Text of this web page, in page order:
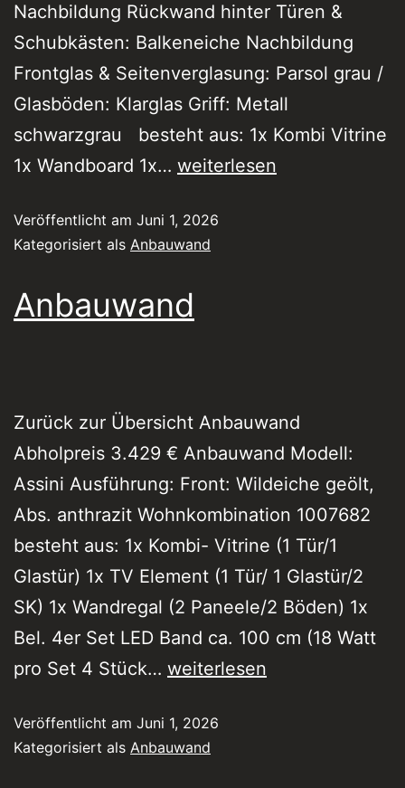
Nachbildung Rückwand hinter Türen &
Schubkästen: Balkeneiche Nachbildung
Frontglas & Seitenverglasung: Parsol grau /
Glasböden: Klarglas Griff: Metall
schwarzgrau besteht aus: 1x Kombi Vitrine
1x Wandboard 1x… weiterlesen
Veröffentlicht am Juni 1, 2026
Kategorisiert als Anbauwand
Anbauwand
Zurück zur Übersicht Anbauwand
Abholpreis 3.429 € Anbauwand Modell:
Assini Ausführung: Front: Wildeiche geölt,
Abs. anthrazit Wohnkombination 1007682
besteht aus: 1x Kombi- Vitrine (1 Tür/1
Glastür) 1x TV Element (1 Tür/ 1 Glastür/2
SK) 1x Wandregal (2 Paneele/2 Böden) 1x
Bel. 4er Set LED Band ca. 100 cm (18 Watt
pro Set 4 Stück… weiterlesen
Veröffentlicht am Juni 1, 2026
Kategorisiert als Anbauwand